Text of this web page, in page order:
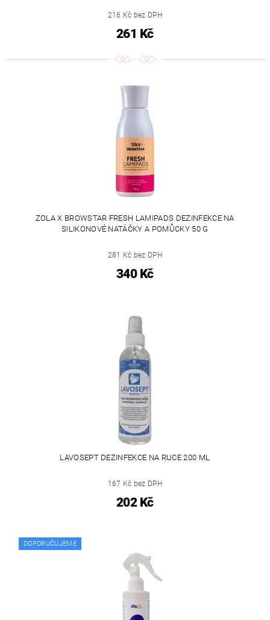
216 Kč bez DPH
261 Kč
ZOLA X BROWSTAR FRESH LAMIPADS DEZINFEKCE NA
SILIKONOVÉ NATÁČKY A POMŮCKY 50 G
281 Kč bez DPH
340 Kč
LAVOSEPT DEZINFEKCE NA RUCE 200 ML
167 Kč bez DPH
202 Kč
DOPORUČUJEME